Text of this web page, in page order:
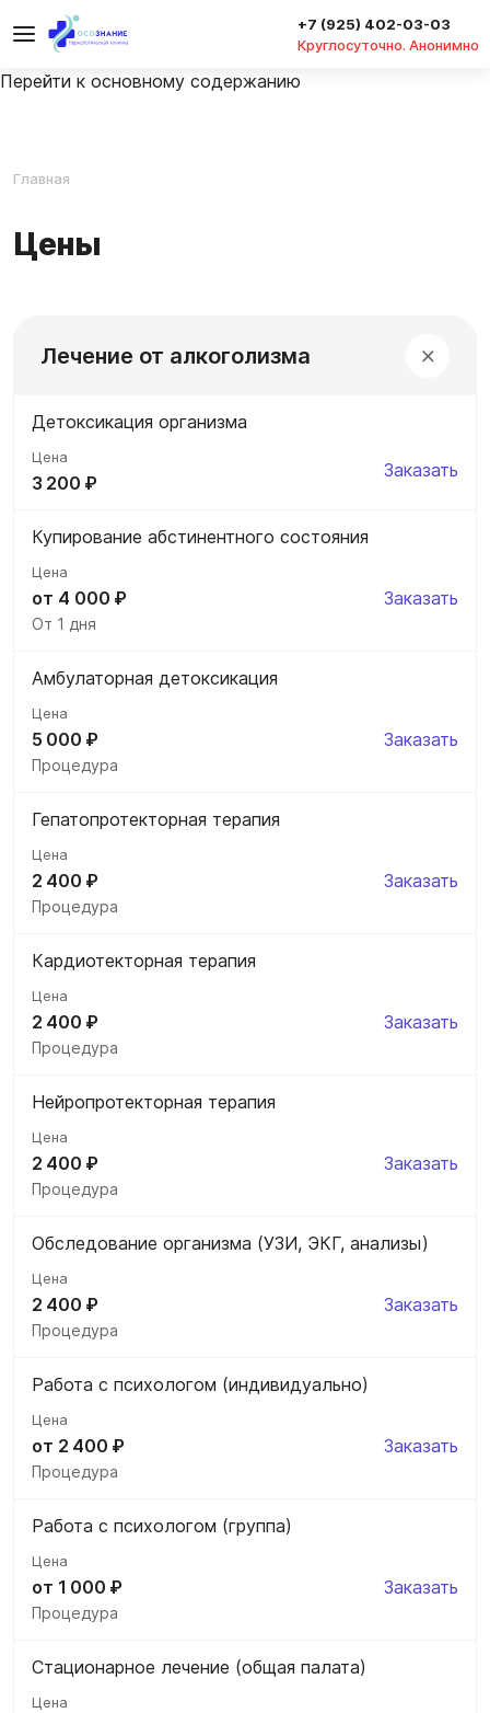
Перейти к основному содержанию
+7 (925) 402-03-03
Круглосуточно. Анонимно
Главная
Цены
Лечение от алкоголизма
Детоксикация организма
3 200 ₽
Заказать
Купирование абстинентного состояния
от 4 000 ₽
От 1 дня
Заказать
Амбулаторная детоксикация
5 000 ₽
Процедура
Заказать
Гепатопротекторная терапия
2 400 ₽
Процедура
Заказать
Кардиотекторная терапия
2 400 ₽
Процедура
Заказать
Нейропротекторная терапия
2 400 ₽
Процедура
Заказать
Обследование организма (УЗИ, ЭКГ, анализы)
2 400 ₽
Процедура
Заказать
Работа с психологом (индивидуально)
от 2 400 ₽
Процедура
Заказать
Работа с психологом (группа)
от 1 000 ₽
Процедура
Заказать
Стационарное лечение (общая палата)